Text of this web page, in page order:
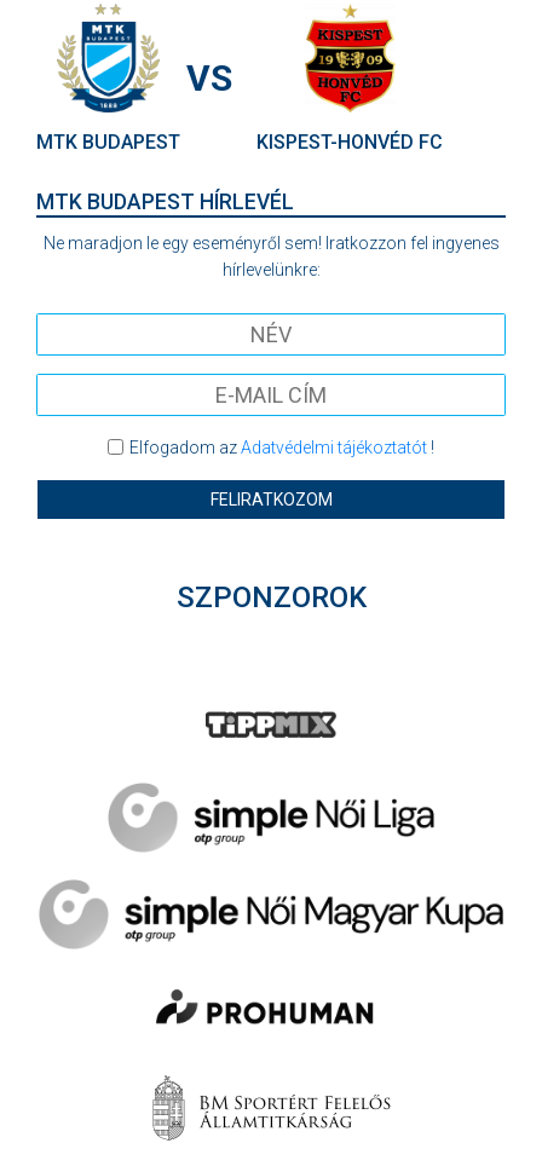
MTK BUDAPEST
VS
KISPEST-HONVÉD FC
MTK BUDAPEST HÍRLEVÉL
Ne maradjon le egy eseményről sem! Iratkozzon fel ingyenes
hírlevelünkre:
Elfogadom azAdatvédelmi tájékoztatót!
FELIRATKOZOM
SZPONZOROK